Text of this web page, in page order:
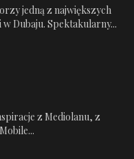
jedną z największych
Dubaju. Spektakularny...
z Mediolanu, z